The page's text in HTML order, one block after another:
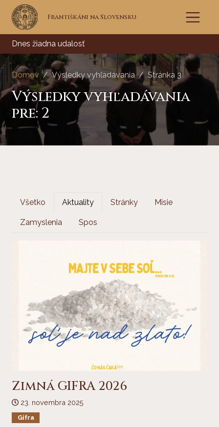
Františkáni na Slovensku
Dnes žiadna udalosť
Domov Výsledky vyhľadávania Stránka 3
Výsledky vyhľadávania
pre: 2
Všetko Aktuality Stránky Misie
Zamyslenia Spos
Zimná GIFRA 2026
23. novembra 2025
Gifra